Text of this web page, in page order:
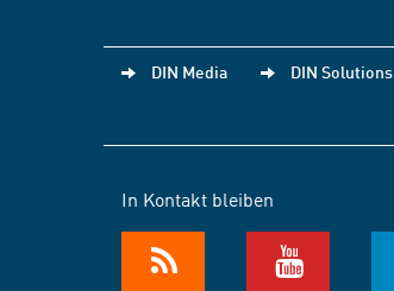
DIN Media DIN Solutions
In Kontakt bleiben